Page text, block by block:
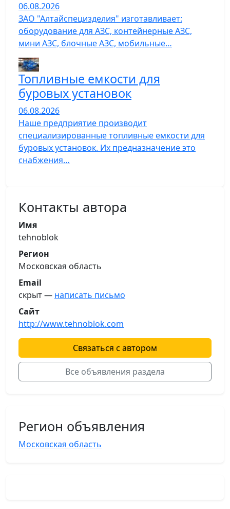
06.08.2026
ЗАО "Алтайспецизделия" изготавливает:
оборудование для АЗС, контейнерные АЗС,
мини АЗС, блочные АЗС, мобильные…
Топливные емкости для
буровых установок
06.08.2026
Наше предприятие производит
специализированные топливные емкости для
буровых установок. Их предназначение это
снабжения…
Контакты автора
Имя
tehnoblok
Регион
Московская область
Email
скрыт — написать письмо
Сайт
http://www.tehnoblok.com
Связаться с автором
Все объявления раздела
Регион объявления
Московская область